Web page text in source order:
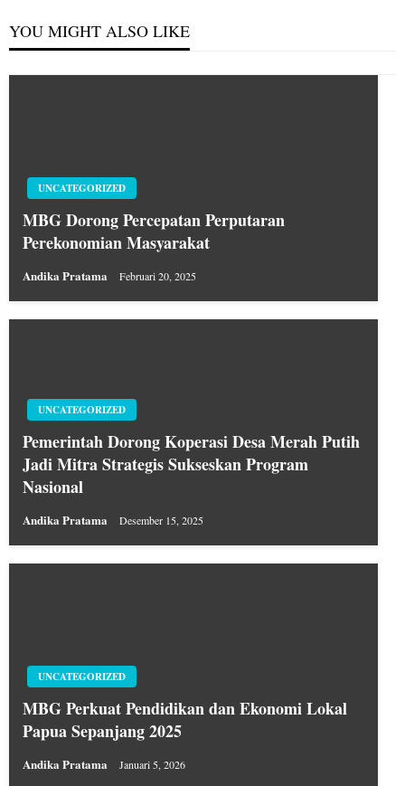
YOU MIGHT ALSO LIKE
UNCATEGORIZED
MBG Dorong Percepatan Perputaran
Perekonomian Masyarakat
Andika Pratama Februari 20, 2025
UNCATEGORIZED
Pemerintah Dorong Koperasi Desa Merah Putih
Jadi Mitra Strategis Sukseskan Program
Nasional
Andika Pratama Desember 15, 2025
UNCATEGORIZED
MBG Perkuat Pendidikan dan Ekonomi Lokal
Papua Sepanjang 2025
Andika Pratama Januari 5, 2026